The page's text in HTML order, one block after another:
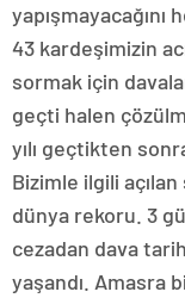
43 kardeşimizin
sormak için
geçti halen
yılı geçtikten
Bizimle ilgili
dünya rekoru. 3
cezadan dava
yaşandı. Amasra